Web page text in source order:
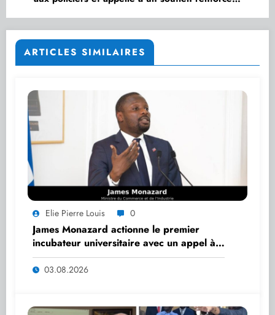
ARTICLES SIMILAIRES
Elie Pierre Louis 0
James Monazard actionne le premier
incubateur universitaire avec un appel à
startups
03.08.2026